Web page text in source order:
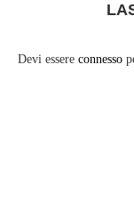
Devi essere connesso